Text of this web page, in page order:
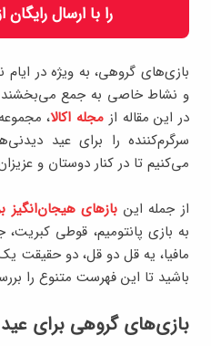
را با ارسال رایگان
بازی‌های گروهی، به‌ ویژه در ایام
و نشاط خاصی به جمع می‌بخشند
در این مقاله از مجله اکالا،
می‌کنیم تا در کنار دوستان و
از جمله این بازهای هیجان‌انگیز
به بازی پانتومیم، قوطی
مافیا، یه قل دو قل، دو حقیقت
باشید تا این فهرست متنوع را
بازی‌های گروهی برای